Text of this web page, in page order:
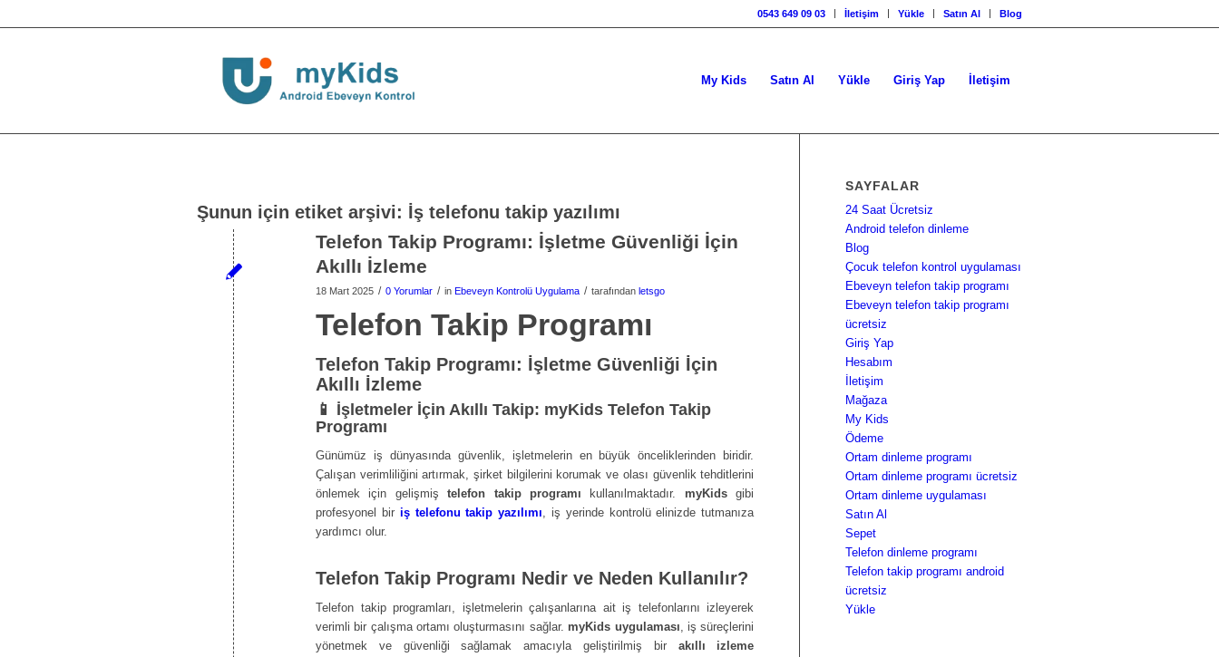
0543 649 09 03 İletişim Yükle Satın Al Blog
My Kids Satın Al Yükle Giriş Yap İletişim
Şunun için etiket arşivi: İş telefonu takip yazılımı
Telefon Takip Programı: İşletme Güvenliği İçin
Akıllı İzleme
18 Mart 2025 / 0 Yorumlar / in Ebeveyn Kontrolü Uygulama / tarafından letsgo
Telefon Takip Programı
Telefon Takip Programı: İşletme Güvenliği İçin
Akıllı İzleme
📱 İşletmeler İçin Akıllı Takip: myKids Telefon Takip
Programı
Günümüz iş dünyasında güvenlik, işletmelerin en büyük önceliklerinden biridir.
Çalışan verimliliğini artırmak, şirket bilgilerini korumak ve olası güvenlik tehditlerini
önlemek için gelişmiştelefon takip programı kullanılmaktadır. myKidsgibi
profesyonel bir iş telefonu takip yazılımı, iş yerinde kontrolü elinizde tutmanıza
yardımcı olur.
Telefon Takip Programı Nedir ve Neden Kullanılır?
Telefon takip programları, işletmelerin çalışanlarına ait iş telefonlarını izleyerek
verimli bir çalışma ortamı oluşturmasını sağlar. myKids uygulaması, iş süreçlerini
yönetmek ve güvenliği sağlamak amacıyla geliştirilmiş bir akıllı izleme
SAYFALAR
24 Saat Ücretsiz
Android telefon dinleme
Blog
Çocuk telefon kontrol uygulaması
Ebeveyn telefon takip programı
Ebeveyn telefon takip programı
ücretsiz
Giriş Yap
Hesabım
İletişim
Mağaza
My Kids
Ödeme
Ortam dinleme programı
Ortam dinleme programı ücretsiz
Ortam dinleme uygulaması
Satın Al
Sepet
Telefon dinleme programı
Telefon takip programı android
ücretsiz
Yükle